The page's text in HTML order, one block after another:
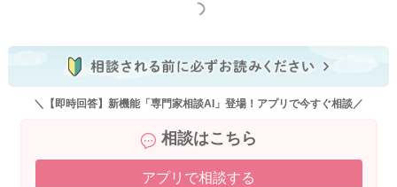
もっと見る
＼【即時回答】新機能「専門家相談AI」登場！アプリで今すぐ相談／
相談はこちら
アプリで相談する